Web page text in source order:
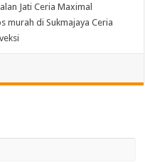
Jati Ceria Maximal
murah di Sukmajaya Ceria